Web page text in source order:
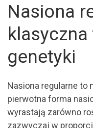
Nasiona
genetyki
Nasiona regularne to
pierwotna forma
wyrastają zarówno
zazwyczaj w